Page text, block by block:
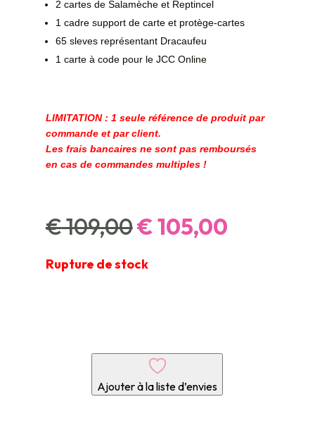
2 cartes de Salamèche et Reptincel
1 cadre support de carte et protège-cartes
65 sleves représentant Dracaufeu
1 carte à code pour le JCC Online
LIMITATION : 1 seule référence de produit par
commande et par client.
Les frais bancaires ne sont pas remboursés
en cas de commandes multiples !
€109,00Le
prix
initial
était :
€105,00Le
Rupture de stock
Ajouter à la liste d’envies